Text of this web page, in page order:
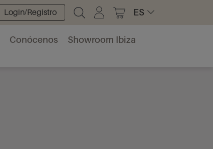
Login/Registro ES
Conócenos
Showroom Ibiza